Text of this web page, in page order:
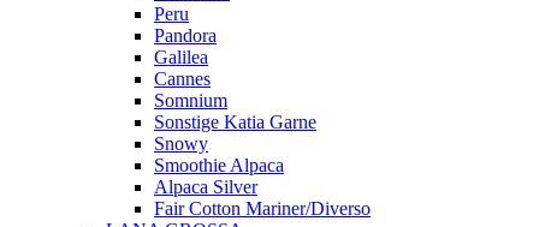
Peru
Pandora
Galilea
Cannes
Somnium
Sonstige Katia Garne
Snowy
Smoothie Alpaca
Alpaca Silver
Fair Cotton Mariner/Diverso